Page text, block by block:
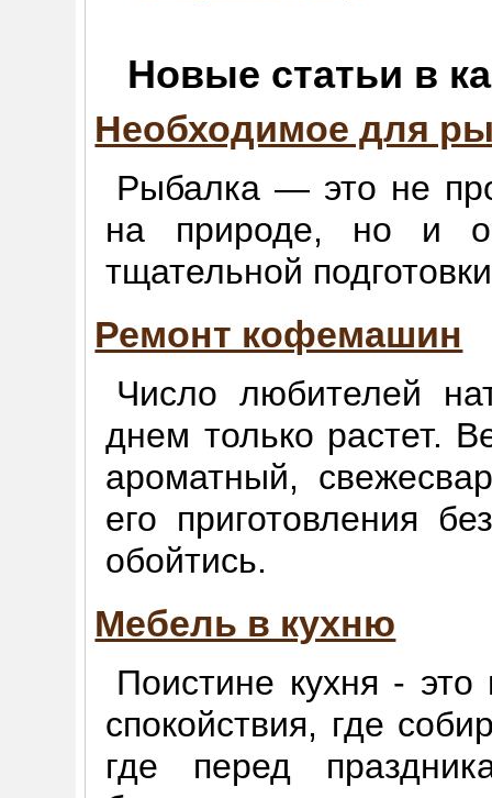
Новые статьи в
Необходимое для
Рыбалка — это не
на природе, но и
тщательной
Ремонт кофемашин
Число любителей
днем только растет.
ароматный,
его приготовления
обойтись.
Мебель в кухню
Поистине кухня -
спокойствия, где
где перед